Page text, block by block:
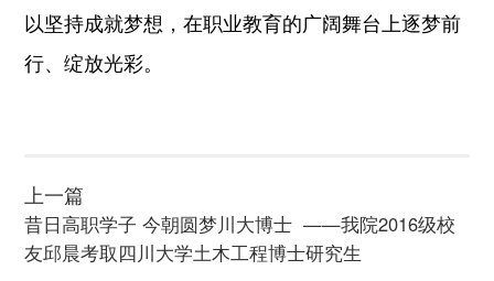
以坚持成就梦想，在职业教育的广阔舞台上逐梦前
行、绽放光彩。
上一篇
昔日高职学子 今朝圆梦川大博士  ——我院2016级校
友邱晨考取四川大学土木工程博士研究生